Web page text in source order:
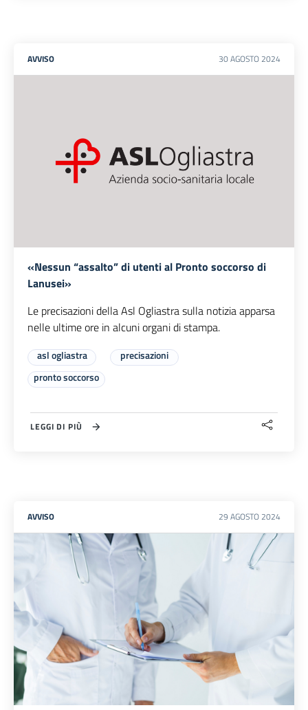
AVVISO 30AGOSTO 2024
«Nessun “assalto” di utenti al Pronto soccorso di
Lanusei»
Le precisazioni della Asl Ogliastra sulla notizia apparsa
nelle ultime ore in alcuni organi di stampa.
asl ogliastra
precisazioni
pronto soccorso
LEGGI DI PIÙ
AVVISO 29 AGOSTO 2024